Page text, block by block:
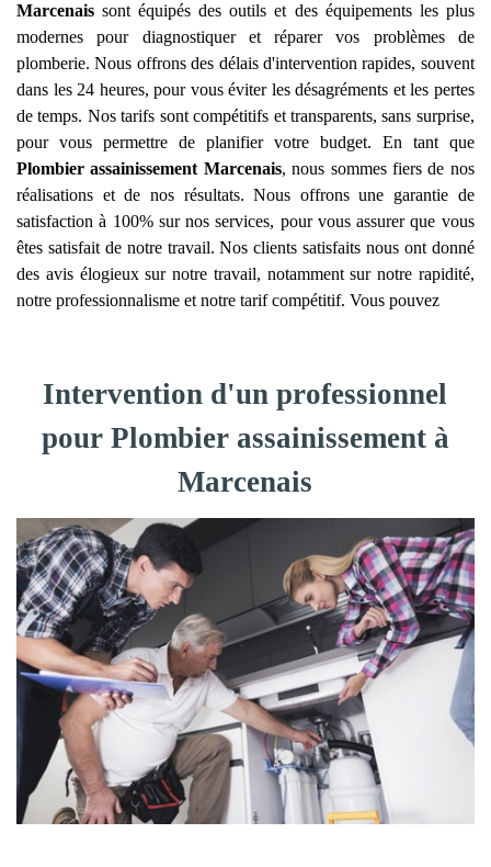
Marcenais sont équipés des outils et des équipements les plus
modernes pour diagnostiquer et réparer vos problèmes de
plomberie. Nous offrons des délais d'intervention rapides, souvent
dans les 24 heures, pour vous éviter les désagréments et les pertes
de temps. Nos tarifs sont compétitifs et transparents, sans surprise,
pour vous permettre de planifier votre budget. En tant que
Plombier assainissement Marcenais, nous sommes fiers de nos
réalisations et de nos résultats. Nous offrons une garantie de
satisfaction à 100% sur nos services, pour vous assurer que vous
êtes satisfait de notre travail. Nos clients satisfaits nous ont donné
des avis élogieux sur notre travail, notamment sur notre rapidité,
notre professionnalisme et notre tarif compétitif. Vous pouvez
Intervention d'un professionnel
pour Plombier assainissement à
Marcenais